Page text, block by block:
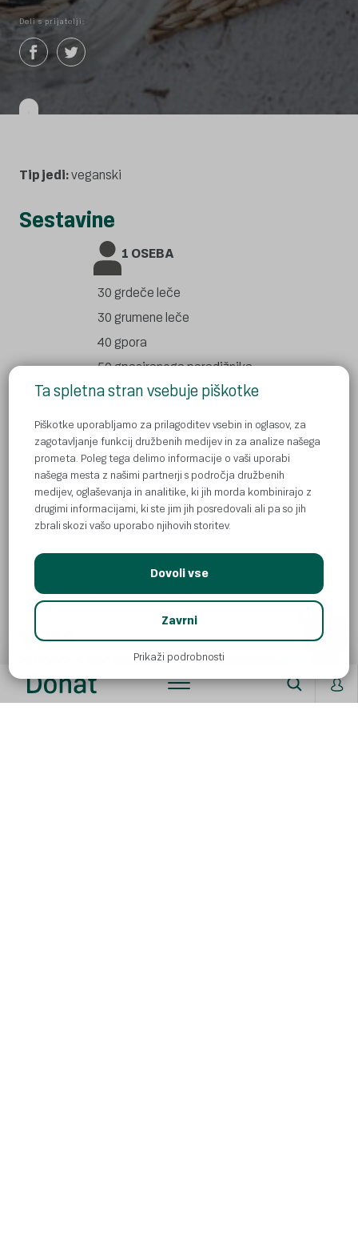
Ta spletna stran vsebuje piškotke
Piškotke uporabljamo za prilagoditev vsebin in oglasov, za
zagotavljanje funkcij družbenih medijev in za analize našega
prometa. Poleg tega delimo informacije o vaši uporabi
našega mesta z našimi partnerji s področja družbenih
medijev, oglaševanja in analitike, ki jih morda kombinirajo z
drugimi informacijami, ki ste jim jih posredovali ali pa so jih
zbrali skozi vašo uporabo njihovih storitev.
Dovoli vse
Zavrni
Prikaži podrobnosti
Deli s prijatelji:
Tip jedi:veganski
Sestavine
1 OSEBA
30 grdeče leče
30 grumene leče
40 gpora
50 gpasiranega paradižnika
400 mlvode ali zelenjavne jušne osnove
1 žlica
oljčnega olja
1 strokčesna
1 čajna žličkasoli
1/4 čajne žličkekajenskega popra
1 čajna žličkanaribanega ingverja
bučnih semen
1 žlicabučnega olja
Video